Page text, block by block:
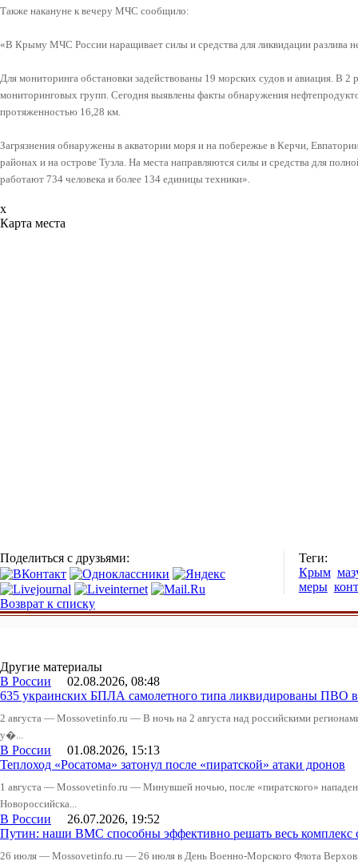
Также накануне к вечеру МЧС сообщило:
«В Крыму МЧС России наращивает силы и средства для ликвидации разлива
Для мониторинга обстановки задействованы 19 морских судов и авиация. В 2
мониторинговых групп. Сегодня выявлены факты обнаружения
протяженностью 16,28 км.
Загрязнения обнаружены в акватории моря и на побережье в Керчи,
районах и на острове Тузла. На места направляются силы и средства для
работают 734 человека и более 134 единицы техники».
x
Карта места
Поделиться с друзьями:
Теги:
Крым
меры
Возврат к списку
Другие материалы
В России 02.08.2026, 08:48
635 украинских БПЛА самолетного типа ликвидированы ПВО
2 августа — Mossovetinfo.ru — В ночь на 2 августа над российскими
у�...
В России 01.08.2026, 15:13
Теплоход «Росатома» затонул после «пиратской» атаки дронов
1 августа — Mossovetinfo.ru — Минувшей ночью, после «пиратского»
Новороссийска...
В России 26.07.2026, 19:52
Путин: наши ВМС способны эффективно решать весь комплекс
26 июля — Mossovetinfo.ru — 26 июля в День Военно-Морского Флота